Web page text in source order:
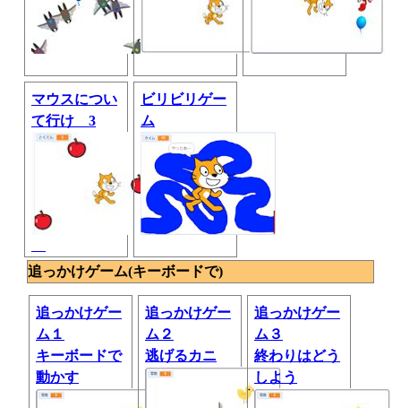
マウスについ
て行け 3
ビリビリゲー
ム
追っかけゲーム(キーボードで)
追っかけゲー
ム１
キーボードで
動かす
追っかけゲー
ム２
逃げるカニ
追っかけゲー
ム３
終わりはどう
しよう